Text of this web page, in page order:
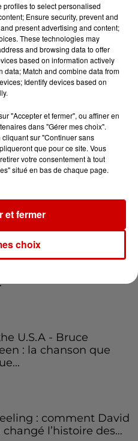
Gagnez votre balade
!
Voir plus
figure
féminin
un school bus au
U.S.A - Bruce
: la chanson que
: comment David
l’histoire des...
to select personalised
Ensure security, prevent and
present advertising and content;
These technologies may
and browsing data to offer
based on information actively
Match and combine data from
Identify devices based on
"Accepter et fermer", ou affiner en
dans "Gérer mes choix".
sur "Continuer sans
que pour ce site. Vous
votre consentement à tout
situé en bas de chaque page.
choix
et fermer